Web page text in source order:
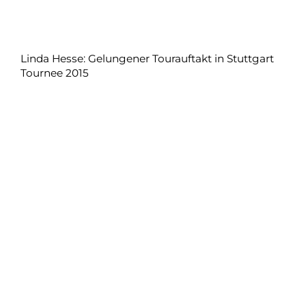
Linda Hesse: Gelungener Tourauftakt in Stuttgart
Tournee 2015